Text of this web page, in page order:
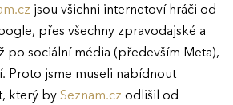
jsou všichni internetoví hráči od
přes všechny zpravodajské a
po sociální média (především Meta),
Proto jsme museli nabídnout
který bySeznam.czodlišil od